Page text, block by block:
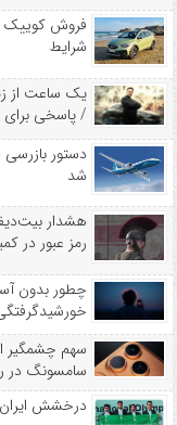
شرایط
/ پاسخی
شد
هشدار
رمز عبور در
چطور بدون
سهم چشمگیر
سامسونگ در
درخشش